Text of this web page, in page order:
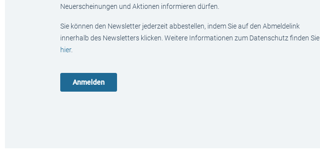
Neuerscheinungen und Aktionen informieren dürfen.
Sie können den Newsletter jederzeit abbestellen, indem Sie auf den Abmeldelink
innerhalb des Newsletters klicken. Weitere Informationen zum Datenschutz finden Sie
hier.